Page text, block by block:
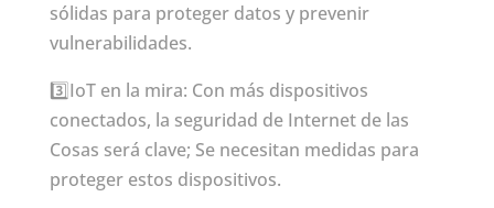
sólidas para proteger datos y prevenir
vulnerabilidades.
3️⃣IoT en la mira: Con más dispositivos
conectados, la seguridad de Internet de las
Cosas será clave; Se necesitan medidas para
proteger estos dispositivos.